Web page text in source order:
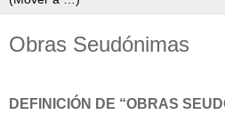
Obras Seudónimas
DEFINICIÓN DE “OBRAS